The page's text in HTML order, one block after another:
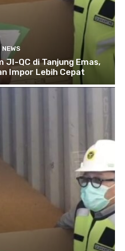
NEWS
JI-QC di Tanjung Emas,
Impor Lebih Cepat